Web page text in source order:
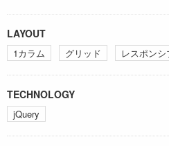
LAYOUT
1カラム グリッド レスポンシ
TECHNOLOGY
jQuery